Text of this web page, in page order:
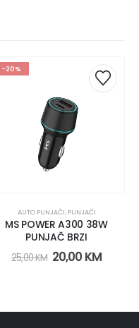
-20%
AUTO PUNJAČI, PUNJAČI
MS POWER A300 38W
PUNJAČ BRZI
25,00KM 20,00 KM